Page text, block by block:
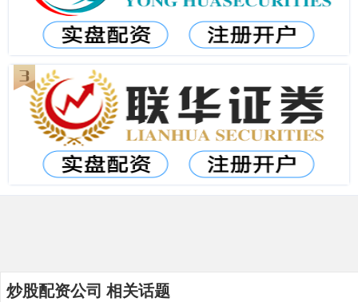
炒股配资公司 相关话题